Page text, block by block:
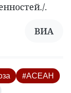
.
ВИА
#АСЕАН